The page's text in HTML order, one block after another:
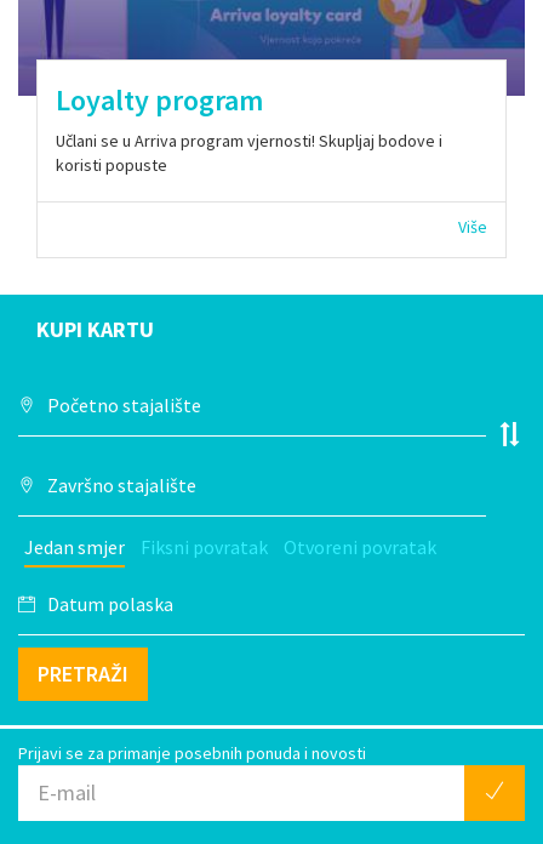
Loyalty program
Učlani se u Arriva program vjernosti! Skupljaj bodove i
koristi popuste
Više
KUPI KARTU
Jedan smjer Fiksni povratak Otvoreni povratak
PRETRAŽI
Prijavi se za primanje posebnih ponuda i novosti